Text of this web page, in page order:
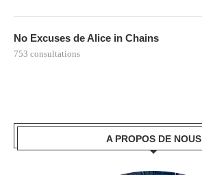
No Excuses de Alice in Chains
753 consultations
A PROPOS DE NOUS